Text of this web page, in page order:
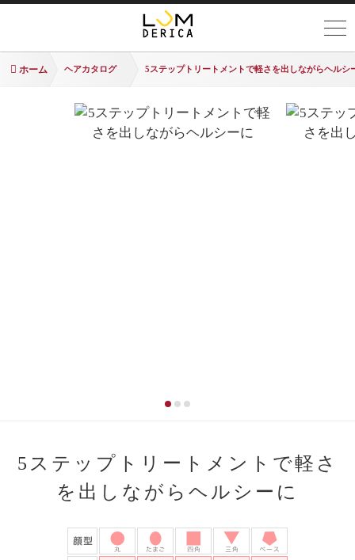
ホーム ヘアカタログ 5ステップトリートメントで軽さを出しながらヘルシ
5ステップトリートメントで軽さ
を出しながらヘルシーに